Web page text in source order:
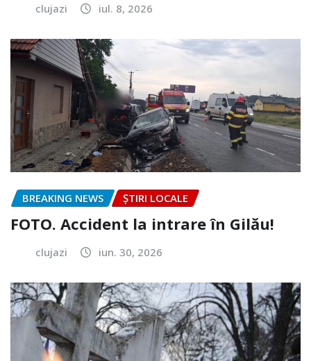
clujazi iul. 8, 2026
BREAKING NEWS ȘTIRI LOCALE
FOTO. Accident la intrare în Gilău!
clujazi iun. 30, 2026